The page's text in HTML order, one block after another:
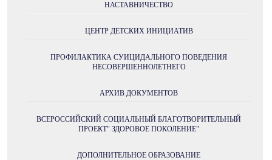
НАСТАВНИЧЕСТВО
ЦЕНТР ДЕТСКИХ ИНИЦИАТИВ
ПРОФИЛАКТИКА СУИЦИДАЛЬНОГО ПОВЕДЕНИЯ
НЕСОВЕРШЕННОЛЕТНЕГО
АРХИВ ДОКУМЕНТОВ
ВСЕРОССИЙСКИЙ СОЦИАЛЬНЫЙ БЛАГОТВОРИТЕЛЬНЫЙ
ПРОЕКТ" ЗДОРОВОЕ ПОКОЛЕНИЕ"
ДОПОЛНИТЕЛЬНОЕ ОБРАЗОВАНИЕ